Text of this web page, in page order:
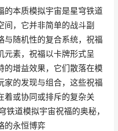
的本质模拟宇宙是星穹铁道
间，它并非简单的战斗副
与随机性的复合系统，祝福
元素，祝福以卡牌形式呈
的增益效果，它们散落在模
家的发现与组合，这些祝福
着或协同或排斥的复杂关
铁道模拟宇宙祝福的奥秘，
的永恒博弈